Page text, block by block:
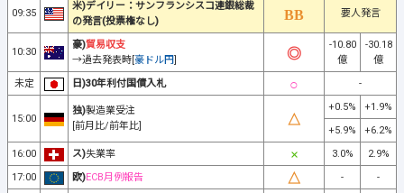
09:35
米)デイリー：サンフランシスコ連銀総裁
の発言(投票権なし)
要人発言
10:30
豪)貿易収支
→過去発表時[豪ドル円]
-10.80
億
-30.18
億
未定
日)30年利付国債入札 -
15:00
独)製造業受注
[前月比/前年比]
+0.5%
+1.9%
+5.9%
+6.2%
16:00
ス)失業率 3.0%
2.9%
17:00
欧)ECB月例報告 - -